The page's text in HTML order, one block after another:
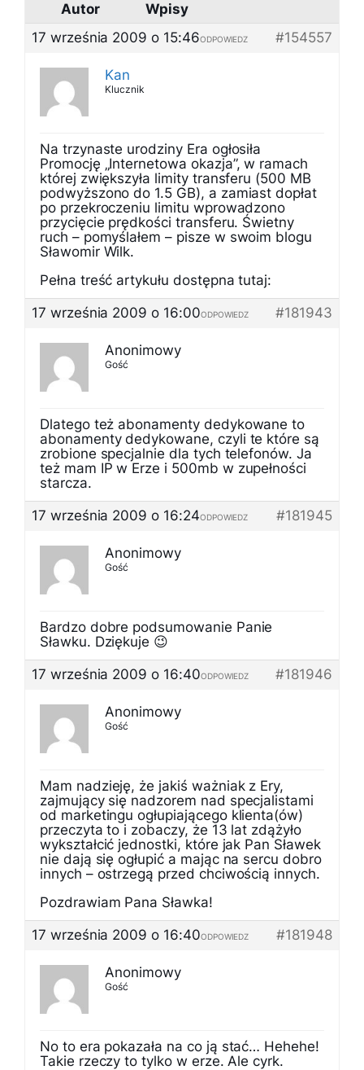
Autor
Wpisy
17 września 2009 o 15:46
#154557
ODPOWIEDZ
Kan
Klucznik
Na trzynaste urodziny Era ogłosiła
Promocję „Internetowa okazja”, w ramach
której zwiększyła limity transferu (500 MB
podwyższono do 1.5 GB), a zamiast dopłat
po przekroczeniu limitu wprowadzono
przycięcie prędkości transferu. Świetny
ruch – pomyślałem – pisze w swoim blogu
Sławomir Wilk.
Pełna treść artykułu dostępna tutaj:
17 września 2009 o 16:00
#181943
ODPOWIEDZ
Anonimowy
Gość
Dlatego też abonamenty dedykowane to
abonamenty dedykowane, czyli te które są
zrobione specjalnie dla tych telefonów. Ja
też mam IP w Erze i 500mb w zupełności
starcza.
17 września 2009 o 16:24
#181945
ODPOWIEDZ
Anonimowy
Gość
Bardzo dobre podsumowanie Panie
Sławku. Dziękuje 😉
17 września 2009 o 16:40
#181946
ODPOWIEDZ
Anonimowy
Gość
Mam nadzieję, że jakiś ważniak z Ery,
zajmujący się nadzorem nad specjalistami
od marketingu ogłupiającego klienta(ów)
przeczyta to i zobaczy, że 13 lat zdążyło
wykształcić jednostki, które jak Pan Sławek
nie dają się ogłupić a mając na sercu dobro
innych – ostrzegą przed chciwością innych.
Pozdrawiam Pana Sławka!
17 września 2009 o 16:40
#181948
ODPOWIEDZ
Anonimowy
Gość
No to era pokazała na co ją stać… Hehehe!
Takie rzeczy to tylko w erze. Ale cyrk.